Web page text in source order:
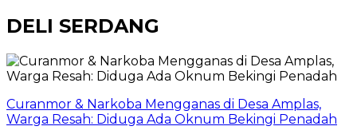
DELI SERDANG
Curanmor & Narkoba Mengganas di Desa Amplas,
Warga Resah: Diduga Ada Oknum Bekingi Penadah